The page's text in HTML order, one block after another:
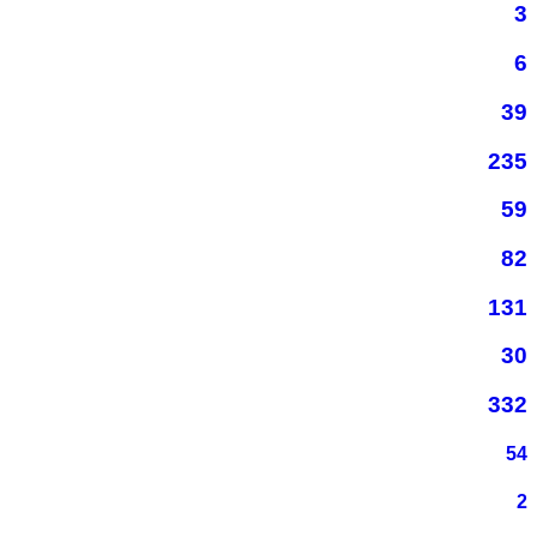
3
6
39
235
59
82
131
30
332
54
2